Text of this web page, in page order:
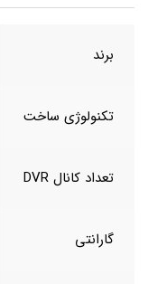
برند
تکنولوژی ساخت
تعداد کانال DVR
گارانتی